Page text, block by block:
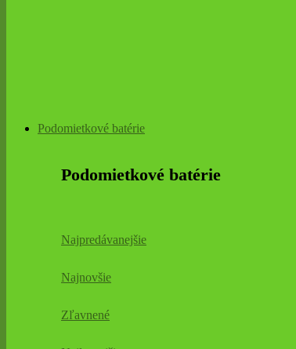
Podomietkové batérie
Podomietkové batérie
Najpredávanejšie
Najnovšie
Zľavnené